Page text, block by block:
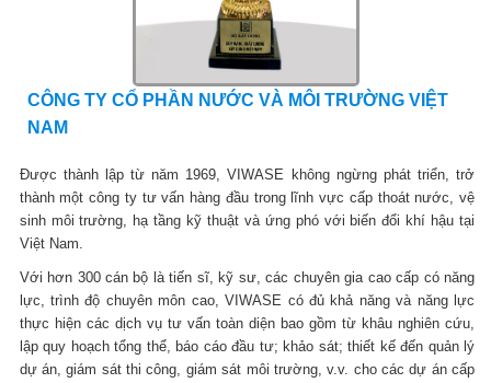
CÔNG TY CỔ PHẦN NƯỚC VÀ MÔI TRƯỜNG VIỆT
NAM
Được thành lập từ năm 1969, VIWASE không ngừng phát triển, trở
thành một công ty tư vấn hàng đầu trong lĩnh vực cấp thoát nước, vệ
sinh môi trường, hạ tầng kỹ thuật và ứng phó với biến đổi khí hậu tại
Việt Nam.
Với hơn 300 cán bộ là tiến sĩ, kỹ sư, các chuyên gia cao cấp có năng
lực, trình độ chuyên môn cao, VIWASE có đủ khả năng và năng lực
thực hiện các dịch vụ tư vấn toàn diện bao gồm từ khâu nghiên cứu,
lập quy hoạch tổng thể, báo cáo đầu tư; khảo sát; thiết kế đến quản lý
dự án, giám sát thi công, giám sát môi trường, v.v. cho các dự án cấp